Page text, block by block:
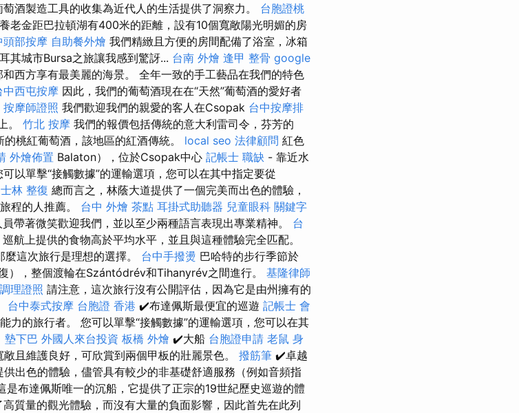
酒製造工具的收集為近代人的生活提供了洞察力。 台胞證桃
老金距巴拉頓湖有400米的距離，設有10個寬敞陽光明媚的房
頭部按摩 自助餐外燴 我們精緻且方便的房間配備了浴室，冰箱
其城市Bursa之旅讓我感到驚訝... 台南 外燴 逢甲 整骨 google
西方享有最美麗的海景。 全年一致的手工藝品在我們的特色
中西屯按摩 因此，我們的葡萄酒現在在“天然”葡萄酒的愛好者
按摩師證照 我們歡迎我們的親愛的客人在Csopak 台中按摩排
。 竹北 按摩 我們的報價包括傳統的意大利雷司令，芬芳的
桃紅葡萄酒，該地區的紅酒傳統。 local seo 法律顧問 紅色
外燴佈置 Balaton），位於Csopak中心 記帳士 職缺 - 靠近水
以單擊“接觸數據”的運輸選項，您可以在其中指定要從
士林 整復 總而言之，林蔭大道提供了一個完美而出色的體驗，
程的人推薦。 台中 外燴 茶點 耳掛式助聽器 兒童眼科 關鍵字
帶著微笑歡迎我們，並以至少兩種語言表現出專業精神。 台
巡航上提供的食物高於平均水平，並且與這種體驗完全匹配。
這次旅行是理想的選擇。 台中手撥燙 巴哈特的步行季節於
），整個渡輪在Szántódrév和Tihanyrév之間進行。 基隆律師
理證照 請注意，這次旅行沒有公開評估，因為它是由州擁有的
台中泰式按摩 台胞證 香港 ✔️布達佩斯最便宜的巡遊 記帳士 會
力的旅行者。 您可以單擊“接觸數據”的運輸選項，您可以在其
墊下巴 外國人來台投資 板橋 外燴 ✔️大船 台胞證申請 老鼠 身
且維護良好，可欣賞到兩個甲板的壯麗景色。 撥筋筆 ✔️卓越
出色的體驗，儘管具有較少的非基礎舒適服務（例如音頻指
是布達佩斯唯一的沉船，它提供了正宗的19世紀歷史巡遊的體
質量的觀光體驗，而沒有大量的負面影響，因此首先在此列